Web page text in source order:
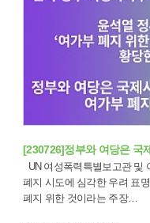
[230726]정부와 여당은 국
폐지 시도에 심각한 우려 표명에 윤석열 정부, 정부조직 개편안 ‘
폐지 위한 것이라는 주장…